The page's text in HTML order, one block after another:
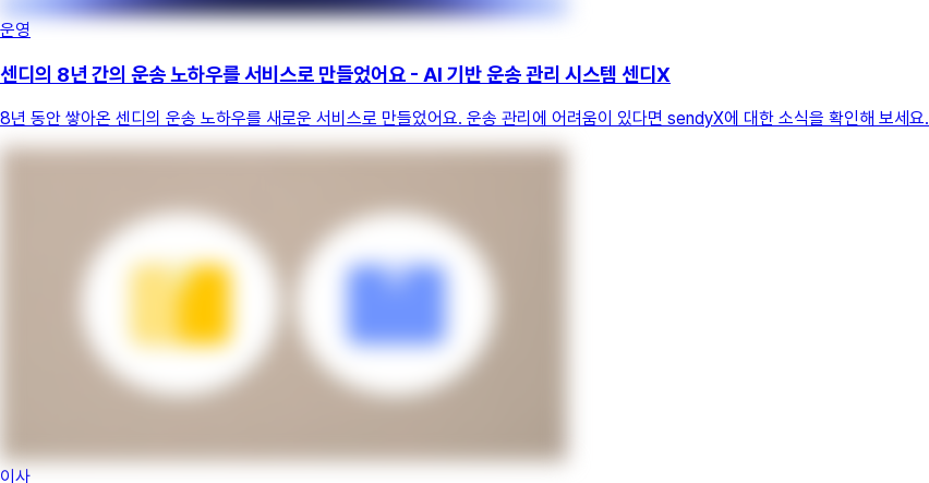
운영
센디의 8년 간의 운송 노하우를 서비스로 만들었어요 - AI 기반 운송 관리 시스템 센디X
8년 동안 쌓아온 센디의 운송 노하우를 새로운 서비스로 만들었어요. 운송 관리에 어려움이 있다면 sendyX에 대한 소식을 확인해 보세요.
이사